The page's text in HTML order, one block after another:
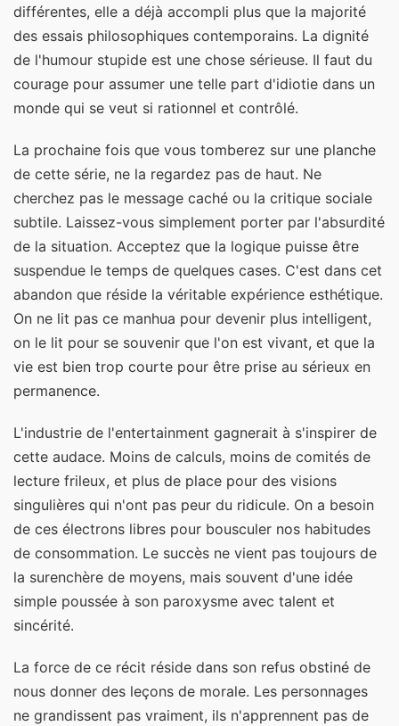
différentes, elle a déjà accompli plus que la majorité
des essais philosophiques contemporains. La dignité
de l'humour stupide est une chose sérieuse. Il faut du
courage pour assumer une telle part d'idiotie dans un
monde qui se veut si rationnel et contrôlé.
La prochaine fois que vous tomberez sur une planche
de cette série, ne la regardez pas de haut. Ne
cherchez pas le message caché ou la critique sociale
subtile. Laissez-vous simplement porter par l'absurdité
de la situation. Acceptez que la logique puisse être
suspendue le temps de quelques cases. C'est dans cet
abandon que réside la véritable expérience esthétique.
On ne lit pas ce manhua pour devenir plus intelligent,
on le lit pour se souvenir que l'on est vivant, et que la
vie est bien trop courte pour être prise au sérieux en
permanence.
L'industrie de l'entertainment gagnerait à s'inspirer de
cette audace. Moins de calculs, moins de comités de
lecture frileux, et plus de place pour des visions
singulières qui n'ont pas peur du ridicule. On a besoin
de ces électrons libres pour bousculer nos habitudes
de consommation. Le succès ne vient pas toujours de
la surenchère de moyens, mais souvent d'une idée
simple poussée à son paroxysme avec talent et
sincérité.
La force de ce récit réside dans son refus obstiné de
nous donner des leçons de morale. Les personnages
ne grandissent pas vraiment, ils n'apprennent pas de